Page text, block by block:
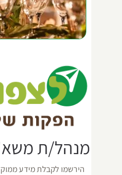
מנהל/ת
הירשמו לקבלת מידע